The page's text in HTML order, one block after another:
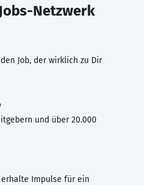
Netzwerk
Job, der wirklich zu Dir
und über 20.000
Impulse für ein